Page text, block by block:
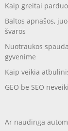
Kaip greitai
Baltos apnašos,
švaros
Nuotraukos
gyvenime
Kaip veikia
GEO be SEO
Ar naudinga